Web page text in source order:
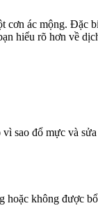
ác mộng. Đặc
hiểu rõ hơn về
sao đổ mực và
không được